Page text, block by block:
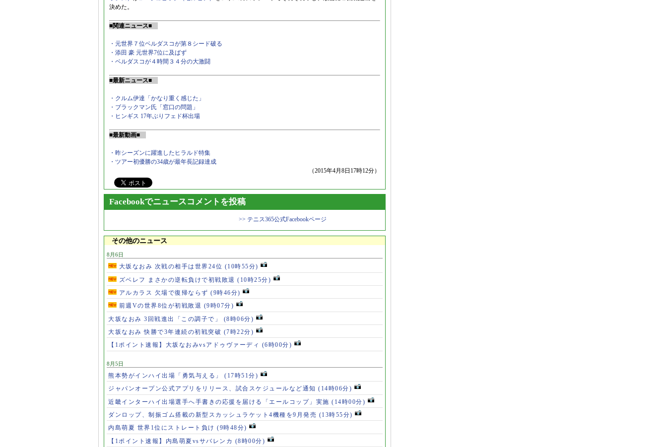
決めた。
■関連ニュース■
・元世界７位ベルダスコが第８シード破る
・添田 豪 元世界7位に及ばず
・ベルダスコが４時間３４分の大激闘
■最新ニュース■
・クルム伊達「かなり重く感じた」
・ブラックマン氏「窓口の問題」
・ヒンギス 17年ぶりフェド杯出場
■最新動画■
・昨シーズンに躍進したヒラルド特集
・ツアー初優勝の34歳が最年長記録達成
（2015年4月8日17時12分）
Facebookでニュースコメントを投稿
>> テニス365公式Facebookページ
その他のニュース
8月6日
大坂なおみ 次戦の相手は世界24位 (10時55分)
ズベレフ まさかの逆転負けで初戦敗退 (10時25分)
アルカラス 欠場で復帰ならず (9時46分)
前週Vの世界8位が初戦敗退 (9時07分)
大坂なおみ 3回戦進出「この調子で」 (8時06分)
大坂なおみ 快勝で3年連続の初戦突破 (7時22分)
【1ポイント速報】大坂なおみvsアドゥヴァーディ (6時00分)
8月5日
熊本勢がインハイ出場「勇気与える」 (17時51分)
ジャパンオープン公式アプリをリリース、試合スケジュールなど通知 (14時06分)
近畿インターハイ出場選手へ手書きの応援を届ける「エールコップ」実施 (14時00分)
ダンロップ、制振ゴム搭載の新型スカッシュラケット4機種を9月発売 (13時55分)
内島萌夏 世界1位にストレート負け (9時48分)
【1ポイント速報】内島萌夏vsサバレンカ (8時00分)